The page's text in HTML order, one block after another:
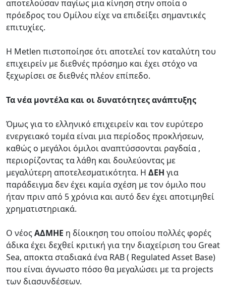
αποτελούσαν παγίως μια κίνηση στην οποία ο
πρόεδρος του Ομίλου είχε να επιδείξει σημαντικές
επιτυχίες.
Η Metlen πιστοποίησε ότι αποτελεί τον καταλύτη του
επιχειρείν με διεθνές πρόσημο και έχει στόχο να
ξεχωρίσει σε διεθνές πλέον επίπεδο.
Τα νέα μοντέλα και οι δυνατότητες ανάπτυξης
Όμως για το ελληνικό επιχειρείν και τον ευρύτερο
ενεργειακό τομέα είναι μια περίοδος προκλήσεων,
καθώς ο μεγάλοι όμιλοι αναπτύσσονται ραγδαία ,
περιορίζοντας τα λάθη και δουλεύοντας με
μεγαλύτερη αποτελεσματικότητα. Η ΔΕΗ για
παράδειγμα δεν έχει καμία σχέση με τον όμιλο που
ήταν πριν από 5 χρόνια και αυτό δεν έχει αποτιμηθεί
χρηματιστηριακά.
Ο νέοςΑΔΜΗΕ η δίοικηση του οποίου πολλές φορές
άδικα έχει δεχθεί κριτική για την διαχείριση του Great
Sea, αποκτα σταδιακά ένα RAB ( Regulated Asset Base)
που είναι άγνωστο πόσο θα μεγαλώσει με τα projects
των διασυνδέσεων.